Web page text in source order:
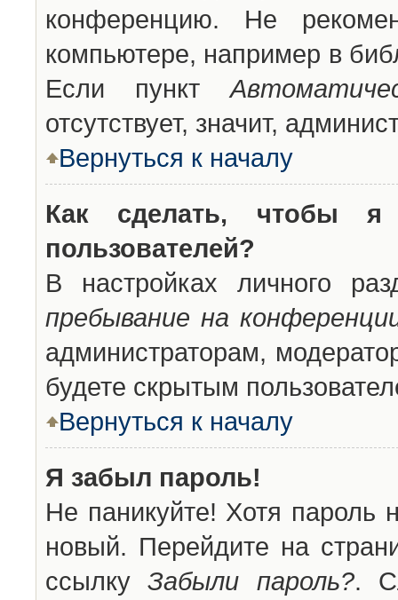
конференцию. Не
компьютере, например в
Если пункт
отсутствует, значит,
Вернуться к началу
Как сделать, чтобы
пользователей?
В настройках личного
пребывание на
администраторам,
будете скрытым
Вернуться к началу
Я забыл пароль!
Не паникуйте! Хотя пароль
новый. Перейдите на
ссылкуЗабыли пароль?.